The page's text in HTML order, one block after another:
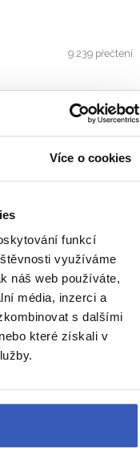
Více o cookies
funkcí
využíváme
náš web používáte,
média, inzerci a
s dalšími
které získali v
9.239 přečtení
místo
náměstí